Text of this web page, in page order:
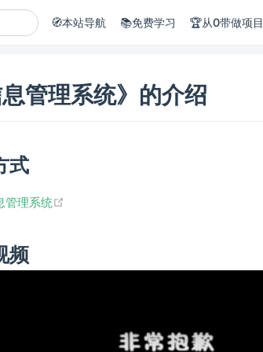
🧭本站导航 📚免费学习 🏆从0带做项目
息管理系统》的介绍
式
管理系统
频